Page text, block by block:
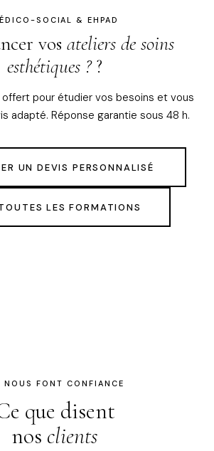
SOCIAL & EHPAD
vos ateliers de soins
esthétiques ??
pour étudier vos besoins et vous
adapté. Réponse garantie sous 48 h.
UN DEVIS PERSONNALISÉ
LES FORMATIONS
NOUS FONT CONFIANCE
que disent
nos clients